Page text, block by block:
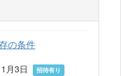
の条件
月3日
招待有り